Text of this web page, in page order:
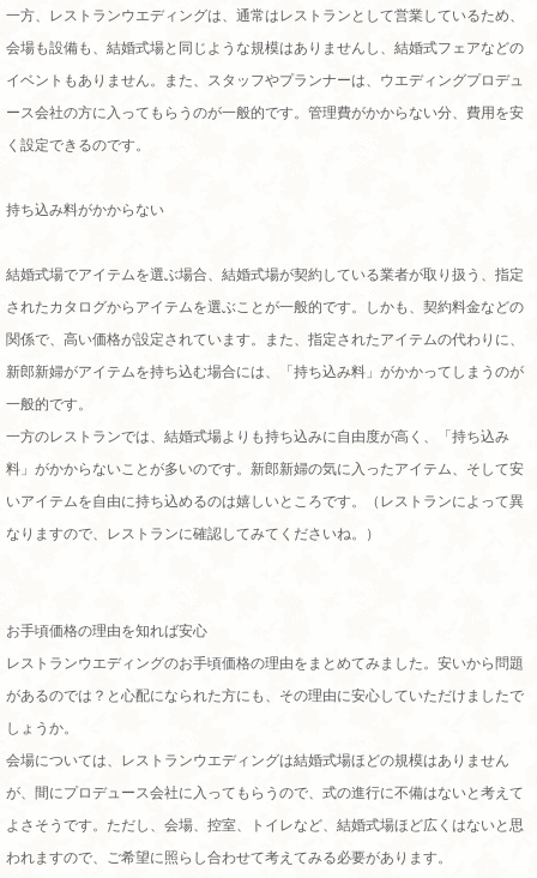
一方、 レストランウエディングは、通常はレストランとして営業しているため、
会場も設備も、結婚式場と同じような規模はありませんし、結婚式フェアなどの
イベントもありません。また、スタッフやプランナーは、ウエディングプロデュ
ース会社の方に入ってもらうのが一般的です。管理費がかからない分、費用を安
く設定できるのです。
持ち込み料がかからない
結婚式場でアイテムを選ぶ場合、結婚式場が契約している業者が取り扱う、指定
されたカタログからアイテムを選ぶことが一般的です。しかも、契約料金などの
関係で、高い価格が設定されています。また、指定されたアイテムの代わりに、
新郎新婦がアイテムを持ち込む場合には、「持ち込み料」がかかってしまうのが
一般的です。
一方のレストランでは、結婚式場よりも持ち込みに自由度が高く、「持ち込み
料」がかからないことが多いのです。新郎新婦の気に入ったアイテム、そして安
いアイテムを自由に持ち込めるのは嬉しいところです。（レストランによって異
なりますので、レストランに確認してみてくださいね。）
お手頃価格の理由を知れば安心
レストランウエディングのお手頃価格の理由をまとめてみました。安いから問題
があるのでは？と心配になられた方にも、その理由に安心していただけましたで
しょうか。
会場については、レストランウエディングは結婚式場ほどの規模はありません
が、間にプロデュース会社に入ってもらうので、式の進行に不備はないと考えて
よさそうです。ただし、会場、控室、トイレなど、結婚式場ほど広くはないと思
われますので、ご希望に照らし合わせて考えてみる必要があります。